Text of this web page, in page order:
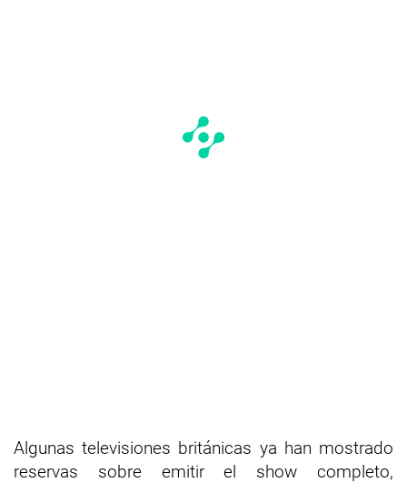
Algunas televisiones británicas ya han mostrado
reservas sobre emitir el show completo,